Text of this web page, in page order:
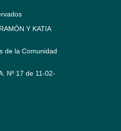
Y KATIA
de la Comunidad
Nº 17 de 11-02-